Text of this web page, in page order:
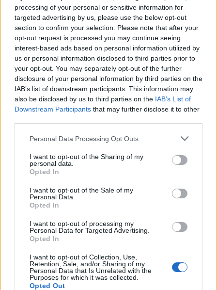
processing of your personal or sensitive information for
targeted advertising by us, please use the below opt-out
section to confirm your selection. Please note that after your
opt-out request is processed you may continue seeing
interest-based ads based on personal information utilized by
us or personal information disclosed to third parties prior to
your opt-out. You may separately opt-out of the further
disclosure of your personal information by third parties on the
IAB’s list of downstream participants. This information may
also be disclosed by us to third parties on the IAB’s List of
Downstream Participants that may further disclose it to other
Personal Data Processing Opt Outs
I want to opt-out of the Sharing of my
personal data.
Opted In
I want to opt-out of the Sale of my
Personal Data.
Opted In
I want to opt-out of processing my
Personal Data for Targeted Advertising.
Opted In
I want to opt-out of Collection, Use,
Retention, Sale, and/or Sharing of my
Personal Data that Is Unrelated with the
Purposes for which it was collected.
Opted Out
Κινηματογράφος
“Victory”: Το αντιφασιστικό ποδοσφαιρικό
από ποτέ
22.06.26
αποκαλύπτει πώς ένα κλασικό, «έντιμο» πολεμικό-αθλητικό
δράμα για αιχμαλώτους και προπαγάνδα αποκτά σήμερα πιο
σκοτεινές και πολιτικές αναγνώσεις.